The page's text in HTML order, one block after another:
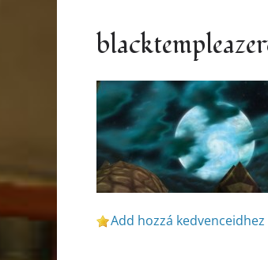
Add hozzá kedvenceidhez